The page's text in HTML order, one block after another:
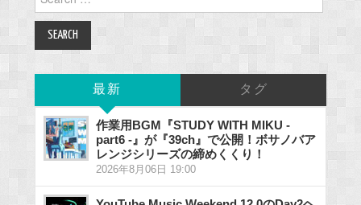
for:
最新 タグ
作業用BGM『STUDY WITH MIKU -
part6 -』が『39ch』で公開！ボサノバア
レンジシリーズの締めくくり！
2026年8月06日 19:00